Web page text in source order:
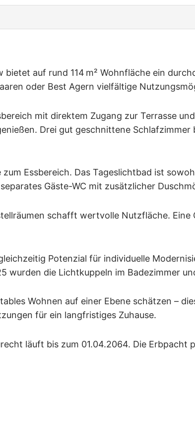
auf rund 114 m² Wohnfläche ein
oder Best Agern vielfältige
mit direktem Zugang zur Terrasse
Drei gut geschnittene
Essbereich. Das Tageslichtbad ist
Gäste-WC mit zusätzlicher
schafft wertvolle Nutzfläche. Eine
Potenzial für individuelle
wurden die Lichtkuppeln im Badezimmer
Wohnen auf einer Ebene schätzen –
für ein langfristiges Zuhause.
läuft bis zum 01.04.2064. Die